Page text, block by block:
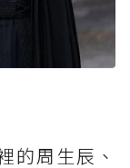
的周生辰、